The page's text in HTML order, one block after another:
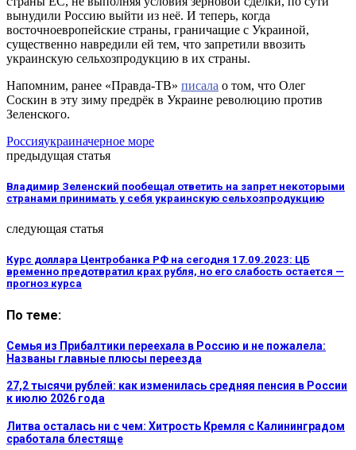
вынудили Россию выйти из неё. И теперь, когда
восточноевропейские страны, граничащие с Украиной,
существенно навредили ей тем, что запретили ввозить
украинскую сельхозпродукцию в их страны.
Напомним, ранее «Правда-ТВ» писала о том, что Олег
Соскин в эту зиму предрёк в Украине революцию против
Зеленского.
Россияукраиначерное море
предыдущая статья
Владимир Зеленский пообещал ответить на запрет некоторыми
странами принимать у себя украинскую сельхозпродукцию
следующая статья
Курс доллара Центробанка РФ на сегодня 17.09.2023: ЦБ
временно предотвратил крах рубля, но его слабость остается —
прогноз курса
По теме:
Семья из Прибалтики переехала в Россию и не пожалела:
Названы главные плюсы переезда
27,2 тысячи рублей: как изменилась средняя пенсия в России
к июлю 2026 года
Литва осталась ни с чем: Хитрость Кремля с Калининградом
сработала блестяще